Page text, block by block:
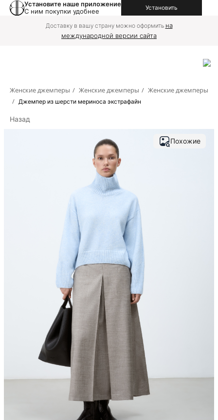
Установите наше приложение
С ним покупки удобнее
Установить
Доставку в вашу страну можно оформить на
международной версии сайта
Женские джемперы / Женские джемперы / Женские джемперы
/ Джемпер из шерсти мериноса экстрафайн
Назад
Похожие